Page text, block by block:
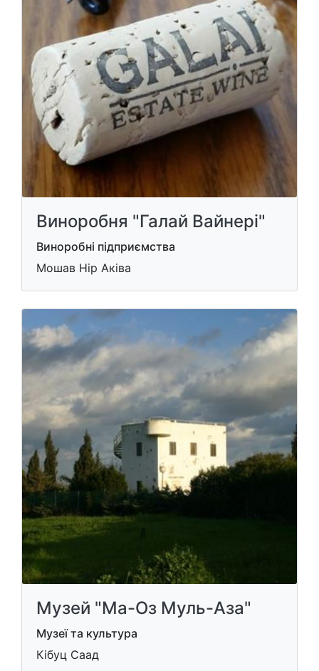
Виноробня "Галай Вайнері"
Виноробні підприємства
Мошав Нір Аківа
Музей "Ма-Оз Муль-Аза"
Музеї та культура
Кібуц Саад